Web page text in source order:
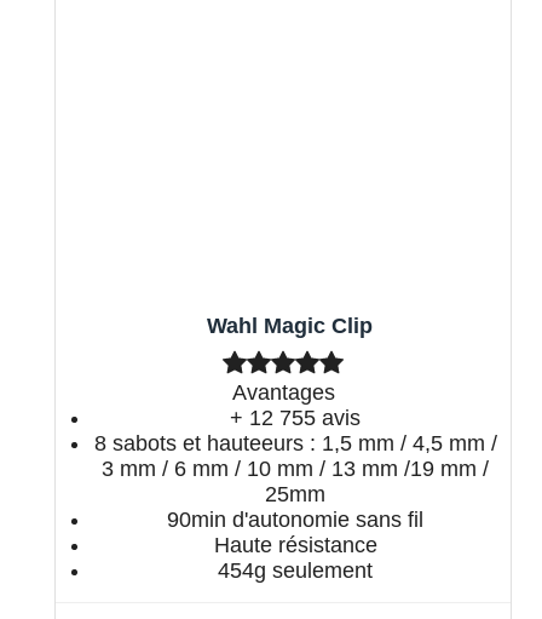
Wahl Magic Clip
Avantages
+ 12 755 avis
8 sabots et hauteeurs : 1,5 mm / 4,5 mm /
3 mm / 6 mm / 10 mm / 13 mm /19 mm /
25mm
90min d'autonomie sans fil
Haute résistance
454g seulement